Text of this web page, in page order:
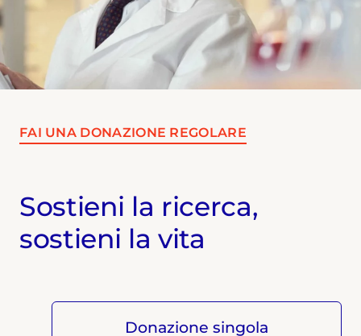
FAI UNA DONAZIONE REGOLARE
Sostieni la ricerca,
sostieni la vita
Donazione singola